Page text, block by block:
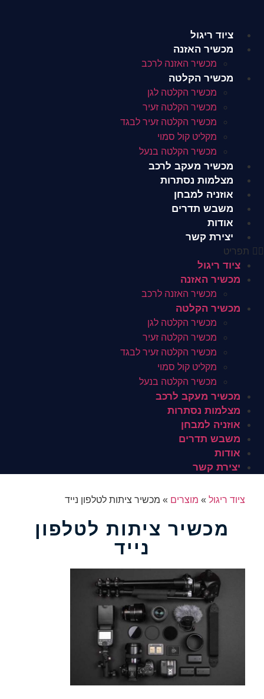
ציוד ריגול
מכשיר האזנה
מכשיר האזנה לרכב
מכשיר הקלטה
מכשיר הקלטה לגן
מכשיר הקלטה זעיר
מכשיר הקלטה זעיר לבגד
מקליט קול סמוי
מכשיר הקלטה בנעל
מכשיר מעקב לרכב
מצלמות נסתרות
אוזניה למבחן
משבש תדרים
אודות
יצירת קשר
תפריט
ציוד ריגול
מכשיר האזנה
מכשיר האזנה לרכב
מכשיר הקלטה
מכשיר הקלטה לגן
מכשיר הקלטה זעיר
מכשיר הקלטה זעיר לבגד
מקליט קול סמוי
מכשיר הקלטה בנעל
מכשיר מעקב לרכב
מצלמות נסתרות
אוזניה למבחן
משבש תדרים
אודות
יצירת קשר
ציוד ריגול » מוצרים » מכשיר ציתות לטלפון נייד
מכשיר ציתות לטלפון
נייד